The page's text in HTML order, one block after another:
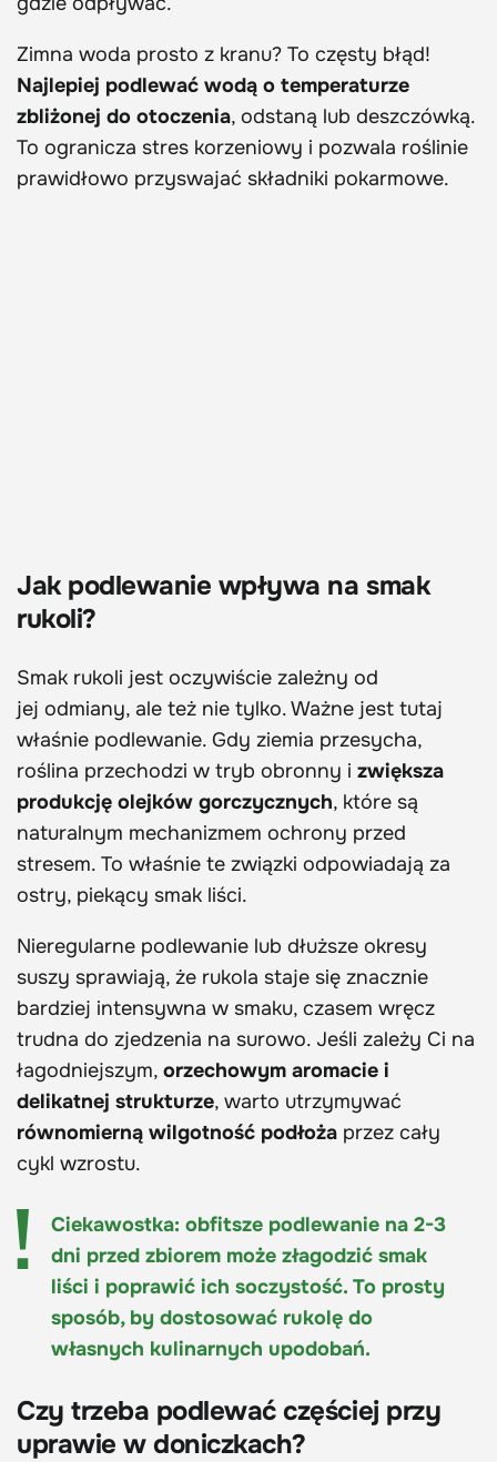
Zimna woda prosto z kranu? To częsty błąd!
Najlepiej podlewać wodą o temperaturze
zbliżonej do otoczenia, odstaną lub deszczówką.
To ogranicza stres korzeniowy i pozwala roślinie
prawidłowo przyswajać składniki pokarmowe.
Jak podlewanie wpływa na smak
rukoli?
Smak rukoli jest oczywiście zależny od
jej odmiany, ale też nie tylko. Ważne jest tutaj
właśnie podlewanie. Gdy ziemia przesycha,
roślina przechodzi w tryb obronny i zwiększa
produkcję olejków gorczycznych, które są
naturalnym mechanizmem ochrony przed
stresem. To właśnie te związki odpowiadają za
ostry, piekący smak liści.
Nieregularne podlewanie lub dłuższe okresy
suszy sprawiają, że rukola staje się znacznie
bardziej intensywna w smaku, czasem wręcz
trudna do zjedzenia na surowo. Jeśli zależy Ci na
łagodniejszym, orzechowym aromacie i
delikatnej strukturze, warto utrzymywać
równomierną wilgotność podłoża przez cały
cykl wzrostu.
Ciekawostka: obfitsze podlewanie na 2-3
dni przed zbiorem może złagodzić smak
liści i poprawić ich soczystość. To prosty
sposób, by dostosować rukolę do
własnych kulinarnych upodobań.
Czy trzeba podlewać częściej przy
uprawie w doniczkach?